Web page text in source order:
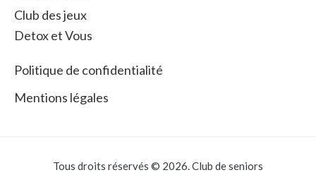
Club des jeux
Detox et Vous
Politique de confidentialité
Mentions légales
Tous droits réservés © 2026. Club de seniors